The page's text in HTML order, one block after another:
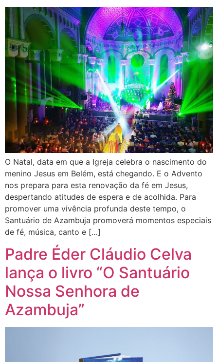
O Natal, data em que a Igreja celebra o nascimento do
menino Jesus em Belém, está chegando. E o Advento
nos prepara para esta renovação da fé em Jesus,
despertando atitudes de espera e de acolhida. Para
promover uma vivência profunda deste tempo, o
Santuário de Azambuja promoverá momentos especiais
de fé, música, canto e […]
Padre Éder Cláudio Celva
lança o livro “O Santuário
Nossa Senhora de
Azambuja”